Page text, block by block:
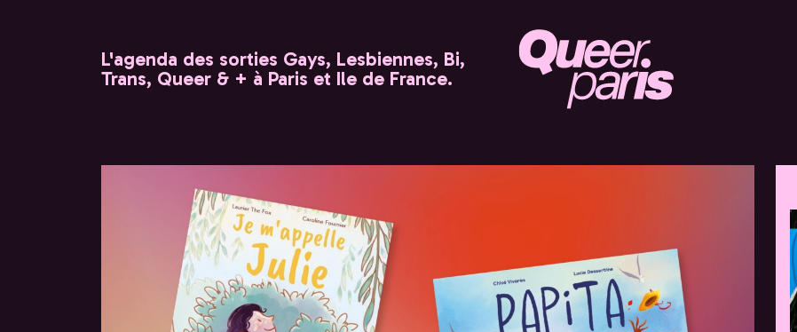
L'agenda des sorties Gays, Lesbiennes, Bi,
Trans, Queer & + à Paris et Ile de France.